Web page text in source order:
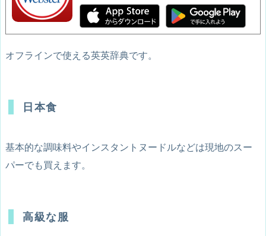
オフラインで使える英英辞典です。
日本食
基本的な調味料やインスタントヌードルなどは現地のスー
パーでも買えます。
高級な服